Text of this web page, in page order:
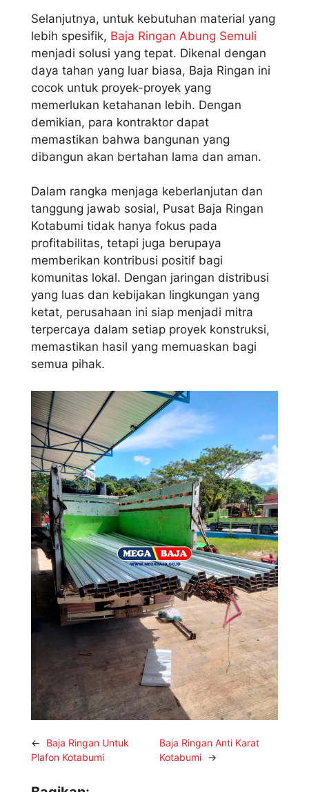
Selanjutnya, untuk kebutuhan material yang
lebih spesifik, Baja Ringan Abung Semuli
menjadi solusi yang tepat. Dikenal dengan
daya tahan yang luar biasa, Baja Ringan ini
cocok untuk proyek-proyek yang
memerlukan ketahanan lebih. Dengan
demikian, para kontraktor dapat
memastikan bahwa bangunan yang
dibangun akan bertahan lama dan aman.
Dalam rangka menjaga keberlanjutan dan
tanggung jawab sosial, Pusat Baja Ringan
Kotabumi tidak hanya fokus pada
profitabilitas, tetapi juga berupaya
memberikan kontribusi positif bagi
komunitas lokal. Dengan jaringan distribusi
yang luas dan kebijakan lingkungan yang
ketat, perusahaan ini siap menjadi mitra
terpercaya dalam setiap proyek konstruksi,
memastikan hasil yang memuaskan bagi
semua pihak.
←
Baja Ringan Untuk
Plafon Kotabumi
Baja Ringan Anti Karat
Kotabumi →